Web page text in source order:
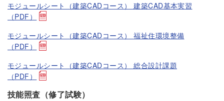
モジュールシート（建築CADコース） 建築CAD基本実習
（PDF）
モジュールシート（建築CADコース） 福祉住環境整備
（PDF）
モジュールシート（建築CADコース） 総合設計課題
（PDF）
技能照査（修了試験）